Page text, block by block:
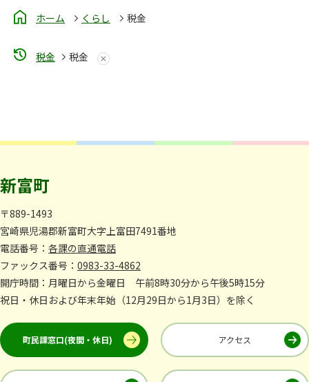
ホーム くらし 税金
税金 税金
新富町
〒889-1493
宮崎県児湯郡新富町大字上富田7491番地
電話番号： 各課の直通電話
ファックス番号： 0983-33-4862
開庁時間：月曜日から金曜日 午前8時30分から午後5時15分
祝日・休日および年末年始（12月29日から1月3日）を除く
町民課窓口(夜間・休日) アクセス